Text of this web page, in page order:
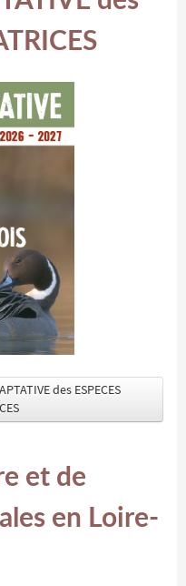
des ESPECES
et de
en Loire-